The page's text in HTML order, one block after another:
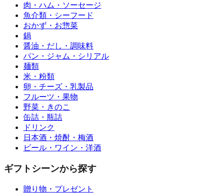
肉・ハム・ソーセージ
魚介類・シーフード
おかず・お惣菜
鍋
醤油・だし・調味料
パン・ジャム・シリアル
麺類
米・粉類
卵・チーズ・乳製品
フルーツ・果物
野菜・きのこ
缶詰・瓶詰
ドリンク
日本酒・焼酎・梅酒
ビール・ワイン・洋酒
ギフトシーンから探す
贈り物・プレゼント